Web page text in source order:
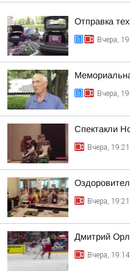
Отправка
Вчера,
Вчера,
Спектакли
Вчера, 19:21
Вчера, 19:21
Дмитрий
Вчера, 19:14